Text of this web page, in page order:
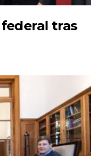
tras